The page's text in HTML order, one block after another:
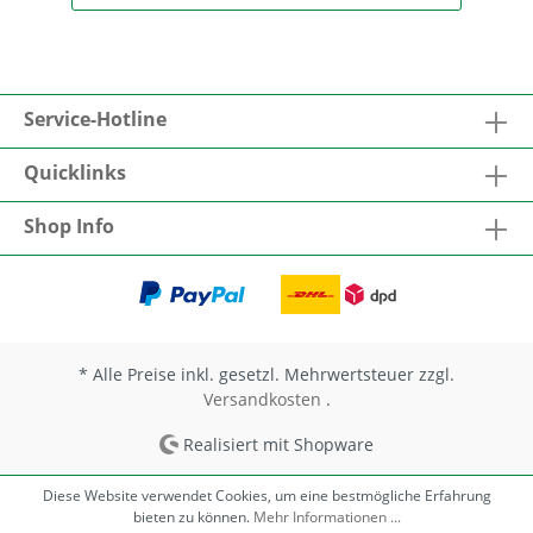
eine Wasserzugabe bis 25% möglich.
tief in den Untergrund eindringen sind
mehrere Aufträge nass in nass zu
empfehlen. Trocknung Der folgende
Auftrag ist erst nach vollständiger
Trocknung, frühestens nach 48 Stunden
möglich. Die Trocknung ist abhängig von
Temperatur und Luftfeuchtigkeit
Service-Hotline
Quicklinks
Shop Info
* Alle Preise inkl. gesetzl. Mehrwertsteuer zzgl.
Versandkosten .
Realisiert mit Shopware
Diese Website verwendet Cookies, um eine bestmögliche Erfahrung
bieten zu können. Mehr Informationen ...